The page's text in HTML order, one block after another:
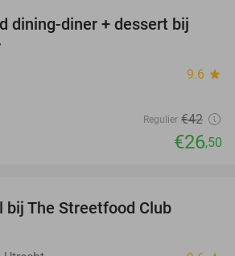
37%
dining-diner + dessert bij
9.6 star
Regulier €42
€26,50
bij The Streetfood Club